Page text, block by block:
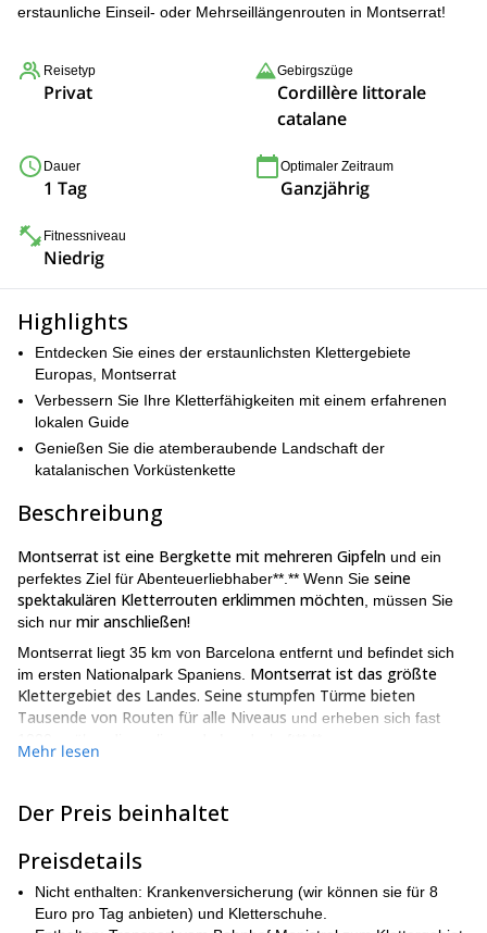
erstaunliche Einseil- oder Mehrseillängenrouten in Montserrat!
Reisetyp
Privat
Gebirgszüge
Cordillère littorale
catalane
Dauer
1 Tag
Optimaler Zeitraum
Ganzjährig
Fitnessniveau
Niedrig
Highlights
Entdecken Sie eines der erstaunlichsten Klettergebiete
Europas, Montserrat
Verbessern Sie Ihre Kletterfähigkeiten mit einem erfahrenen
lokalen Guide
Genießen Sie die atemberaubende Landschaft der
katalanischen Vorküstenkette
Beschreibung
Montserrat ist eine Bergkette mit mehreren Gipfeln und ein
perfektes Ziel für Abenteuerliebhaber**.** Wenn Sie seine
spektakulären Kletterrouten erklimmen möchten , müssen Sie
sich nur mir anschließen!
Montserrat liegt 35 km von Barcelona entfernt und befindet sich
im ersten Nationalpark Spaniens. Montserrat ist das größte
Klettergebiet des Landes. Seine stumpfen Türme bieten
Tausende von Routen für alle Niveaus und erheben sich fast
Wetterbedingungen. Mehr als 5.000 Sport- und Traditionsrouten
Verbesserung Ihrer Kletterfähigkeiten haben Sie die Möglichkeit,
ausgezeichnete mediterrane Gastronomie zu probieren!
Mehr lesen
Der Preis beinhaltet
Preisdetails
Nicht enthalten: Krankenversicherung (wir können sie für 8
Euro pro Tag anbieten) und Kletterschuhe.